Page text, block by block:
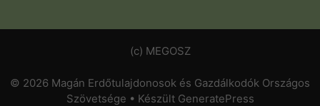
(c) MEGOSZ
© 2026 Magán Erdőtulajdonosok és Gazdálkodók Országos
Szövetsége • Készült GeneratePress